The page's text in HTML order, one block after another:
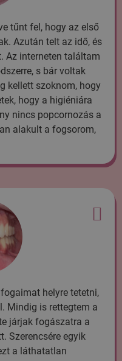
tűnt fel, hogy az első
Azután telt az idő, és
Az interneten találtam
s bár voltak
kellett szoknom, hogy
hogy a higiéniára
nincs popcornozás a
alakult a fogsorom,
helyre tetetni,
Mindig is rettegtem a
járjak fogászatra a
Szerencsére egyik
a láthatatlan